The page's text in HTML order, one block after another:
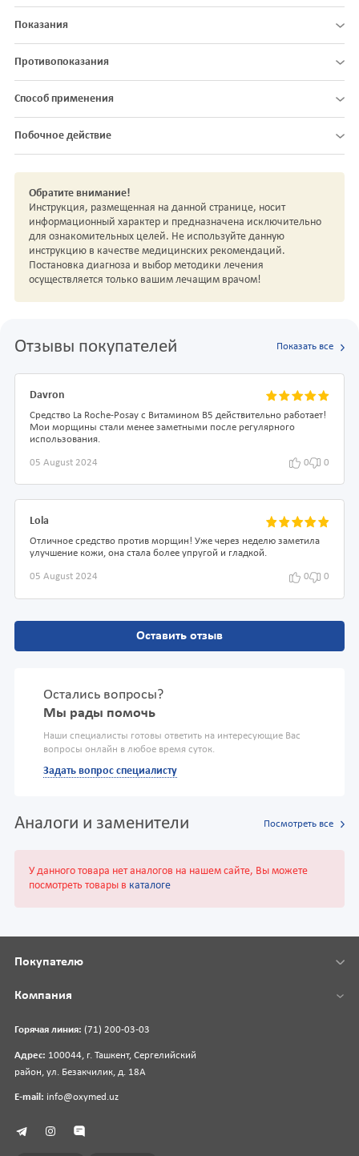
Показания
Противопоказания
Способ применения
Побочное действие
Обратите внимание!
Инструкция, размещенная на данной странице, носит
информационный характер и предназначена исключительно
для ознакомительных целей. Не используйте данную
инструкцию в качестве медицинских рекомендаций.
Постановка диагноза и выбор методики лечения
осуществляется только вашим лечащим врачом!
Отзывы покупателей Показать все
Davron
Средство La Roche-Posay с Витамином В5 действительно работает!
Мои морщины стали менее заметными после регулярного
использования.
05 August 2024 0 0
Lola
Отличное средство против морщин! Уже через неделю заметила
улучшение кожи, она стала более упругой и гладкой.
05 August 2024 0 0
Оставить отзыв
Остались вопросы?
Мы рады помочь
Наши специалисты готовы ответить на интересующие Вас
вопросы онлайн в любое время суток.
Задать вопрос специалисту
Аналоги и заменители Посмотреть все
У данного товара нет аналогов на нашем сайте, Вы можете
посмотреть товары в каталоге
Горячая линия: (71) 200-03-03
Адрес: 100044, г. Ташкент, Сергелийский
район, ул. Безакчилик, д. 18А
E-mail: info@oxymed.uz
Покупателю
Компания